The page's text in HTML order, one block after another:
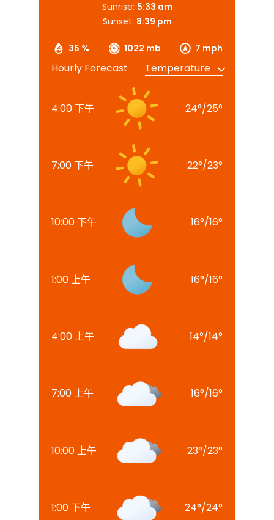
35 % 1022 mb 7 mph
Sunrise: 5:33 am
Sunset: 8:39 pm
Hourly Forecast
4:00 下午 24°/25°
7:00 下午 22°/23°
10:00 下午 16°/16°
1:00 上午 16°/16°
4:00 上午 14°/14°
7:00 上午 16°/16°
10:00 上午 23°/23°
1:00 下午 24°/24°